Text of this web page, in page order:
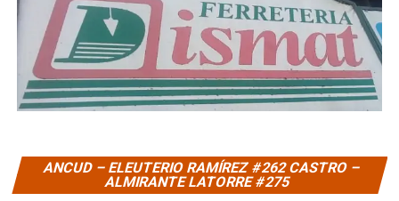
ANCUD – ELEUTERIO RAMÍREZ #262 CASTRO –
ALMIRANTE LATORRE #275